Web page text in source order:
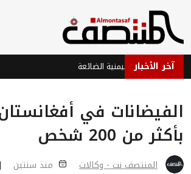
آخر الأخبار
والدبلوماسية اليمنية الضائعة
الفيضانات في
بأكثر من 200 شخص
المنتصف نت - وكالات منذ سنتين